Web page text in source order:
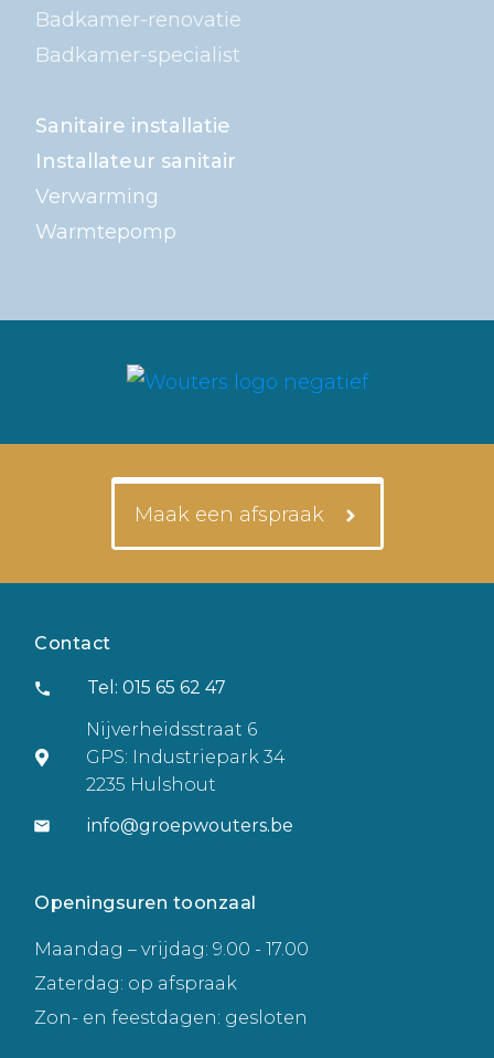
Badkamer-renovatie
Badkamer-specialist
Sanitaire installatie
Installateur sanitair
Verwarming
Warmtepomp
Maak een afspraak
Contact
Tel: 015 65 62 47
Nijverheidsstraat 6
GPS: Industriepark 34
2235 Hulshout
info@groepwouters.be
Openingsuren toonzaal
Maandag – vrijdag: 9.00 - 17.00
Zaterdag: op afspraak
Zon- en feestdagen: gesloten